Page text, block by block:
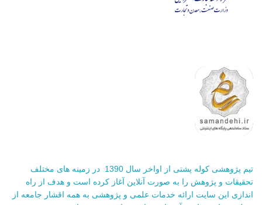
تیم پژوهشی کوله پشتی از اواخر سال 1390 در زمینه های مختلف
تحقیقات و پژوهش را به صورت آنلاین آغاز کرده است و هدف از راه
اندازی این سایت ارائه خدمات علمی و پژوهشی به همه اقشار جامعه از